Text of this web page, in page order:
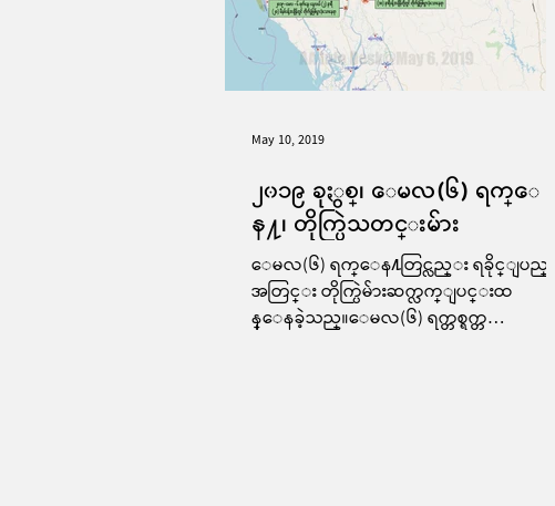
၂၀၁၉ ခုႏွစ္၊ ေမလ(၆) ရက္ေ
န႔၊ တိုက္ပြဲသတင္းမ်ား
ေမလ(၆) ရက္ေန႔တြင္လည္း ရခိုင္ျပည္
အတြင္း တိုက္ပြဲမ်ားဆက္လက္ျပင္းထ
န္ေနခဲ့သည္။ေမလ(၆) ရက္တစ္ရက္တ
May 10, 2019